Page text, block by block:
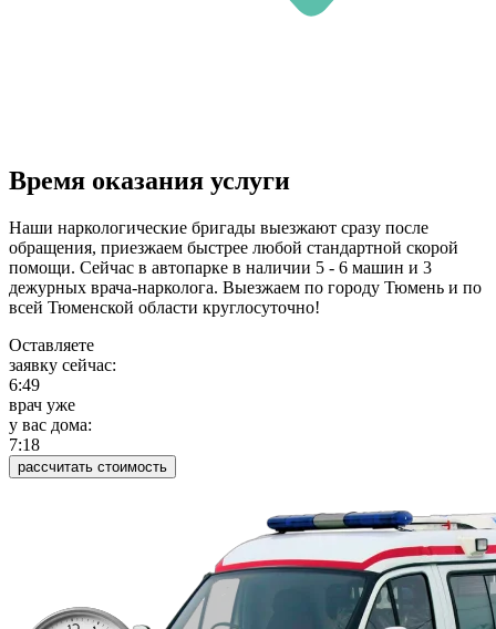
Время оказания услуги
Наши наркологические бригады выезжают сразу после
обращения, приезжаем быстрее любой стандартной скорой
помощи. Сейчас в автопарке в наличии 5 - 6 машин и 3
дежурных врача-нарколога. Выезжаем по городу Тюмень и по
всей Тюменской области круглосуточно!
Оставляете
заявку сейчас:
6:49
врач уже
у вас дома:
7:18
рассчитать стоимость